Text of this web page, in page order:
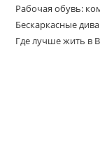
Рабочая обувь:
Бескаркасные
Где лучше жить в